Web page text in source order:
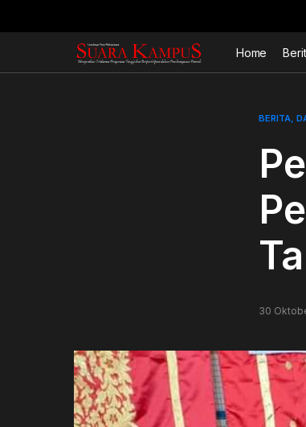
Home
BERITA
30